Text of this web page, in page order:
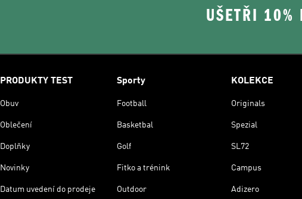
UŠETŘI 10%
PRODUKTY TEST
Obuv
Oblečení
Doplňky
Novinky
Datum uvedení do prodeje
Sporty
Football
Basketbal
Golf
Fitko a trénink
Outdoor
KOLEKCE
Originals
Spezial
SL72
Campus
Adizero